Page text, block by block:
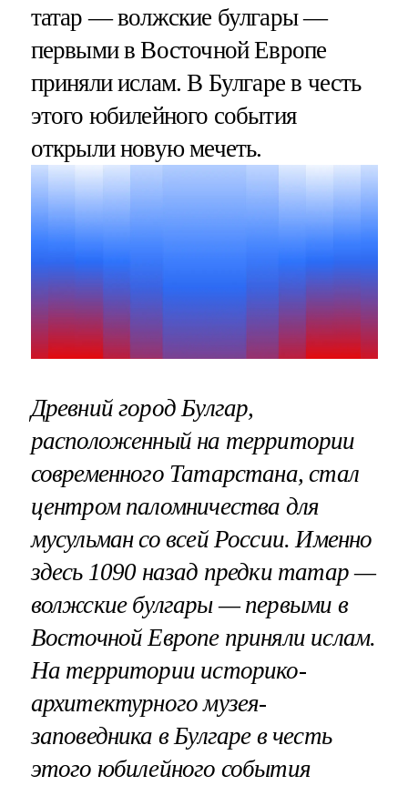
татар — волжские булгары —
первыми в Восточной Европе
приняли ислам. В Булгаре в честь
этого юбилейного события
открыли новую мечеть.
Древний город Булгар,
расположенный на территории
современного Татарстана, стал
центром паломничества для
мусульман со всей России. Именно
здесь 1090 назад предки татар —
волжские булгары — первыми в
Восточной Европе приняли ислам.
На территории историко-
архитектурного музея-
заповедника в Булгаре в честь
этого юбилейного события